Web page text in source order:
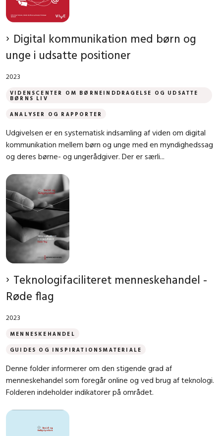
Digital kommunikation med børn og
unge i udsatte positioner
2023
VIDENSCENTER OM BØRNEINDDRAGELSE OG UDSATTE
BØRNS LIV
ANALYSER OG RAPPORTER
Udgivelsen er en systematisk indsamling af viden om digital
kommunikation mellem børn og unge med en myndighedssag
og deres børne- og ungerådgiver. Der er særli...
Teknologifaciliteret menneskehandel -
Røde flag
2023
MENNESKEHANDEL
GUIDES OG INSPIRATIONSMATERIALE
Denne folder informerer om den stigende grad af
menneskehandel som foregår online og ved brug af teknologi.
Folderen indeholder indikatorer på området.